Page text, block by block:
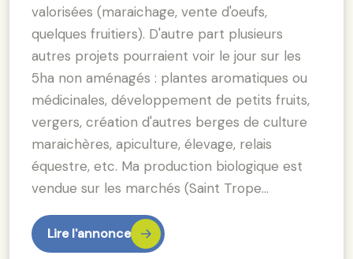
valorisées (maraichage, vente d'oeufs,
quelques fruitiers). D'autre part plusieurs
autres projets pourraient voir le jour sur les
5ha non aménagés : plantes aromatiques ou
médicinales, développement de petits fruits,
vergers, création d'autres berges de culture
maraichères, apiculture, élevage, relais
équestre, etc. Ma production biologique est
vendue sur les marchés (Saint Trope…
Lire l'annonce